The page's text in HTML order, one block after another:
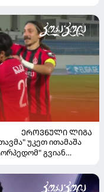
ᲔᲠᲝᲕᲜᲣᲚᲘ ᲚᲘᲒᲐ
უკეთ ითამაშა
გვიან